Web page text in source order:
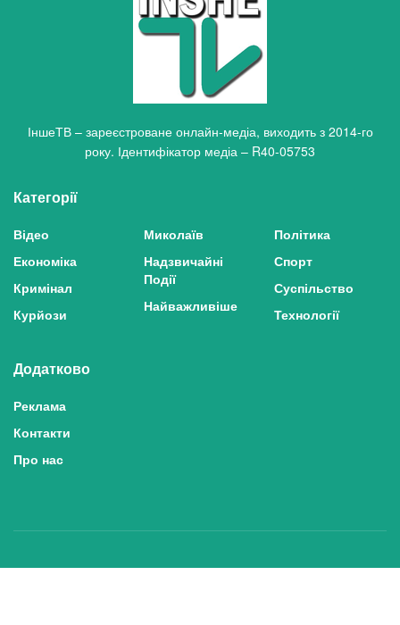
ІншеТВ – зареєстроване онлайн-медіа, виходить з 2014-го
року. Ідентифікатор медіа – R40-05753
Категорії
Відео
Економіка
Кримінал
Курйози
Миколаїв
Надзвичайні
Події
Найважливіше
Політика
Спорт
Суспільство
Технології
Додатково
Реклама
Контакти
Про нас
Політика конфіденційності та захисту персональних даних